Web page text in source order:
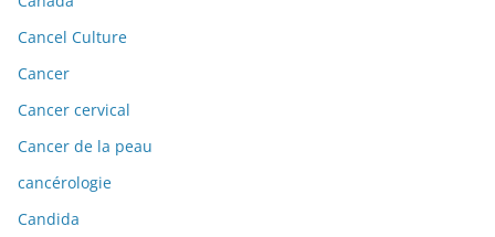
Cancel Culture
Cancer
Cancer cervical
Cancer de la peau
cancérologie
Candida